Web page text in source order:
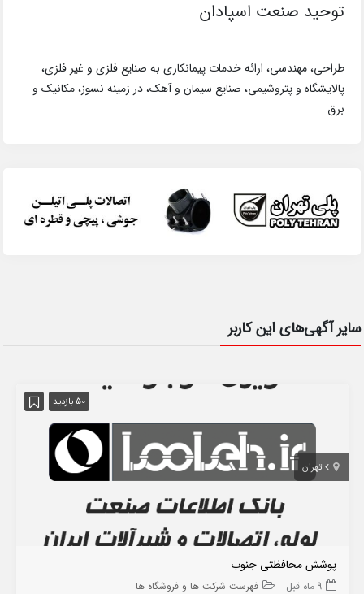
توحید صنعت اسپادان
طراحی، مهندسی، ارائه خدمات پیمانکاری به صنایع فلزی و غیر فلزی،
پالایشگاه و پتروشیمی، صنایع سیمان و آهک، در زمینه نسوز، مکانیک و
برق
سایر آگهی‌های این کاربر
50 بازدید
تهران
پوشش محافظتی جنوب
9 ماه قبل فهرست شرکت ها و فروشگاه ها